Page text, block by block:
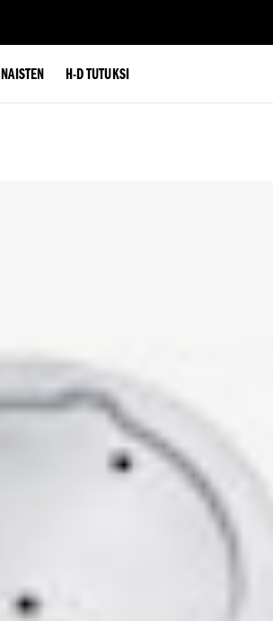
NAISTEN H-D TUTUKSI